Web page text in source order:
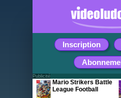
Inscription
Publicité
Mario Strikers Battle
League Football